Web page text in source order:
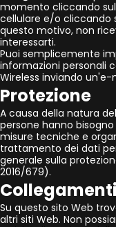
momento cliccando
cellulare e/o cliccando
questo motivo, non
interessarti.
Puoi semplicemente
informazioni personali
Wireless inviando
Protezione
A causa della natura
persone hanno
misure tecniche e
trattamento dei dati
generale sulla
2016/679).
Su questo sito Web
altri siti Web. Non